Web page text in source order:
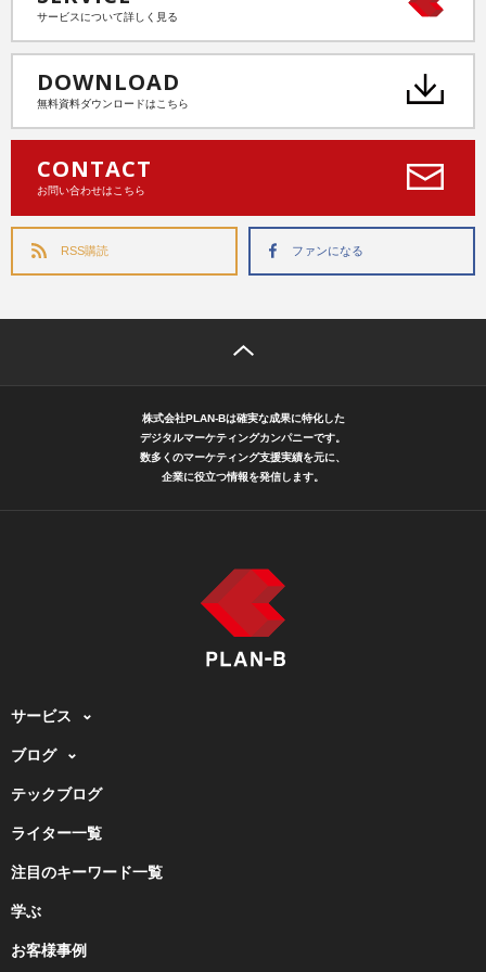
サービスについて詳しく見る
DOWNLOAD
無料資料ダウンロードはこちら
CONTACT
お問い合わせはこちら
RSS購読 ファンになる
株式会社PLAN-Bは確実な成果に特化した
デジタルマーケティングカンパニーです。
数多くのマーケティング支援実績を元に、
企業に役立つ情報を発信します。
サービス
ブログ
テックブログ
ライター一覧
注目のキーワード一覧
学ぶ
お客様事例